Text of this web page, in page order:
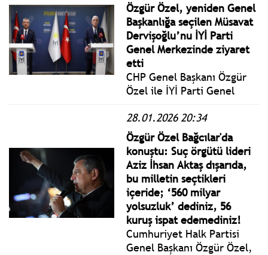
Özgür Özel, yeniden Genel
Başkanlığa seçilen Müsavat
Dervişoğlu’nu İYİ Parti
Genel Merkezinde ziyaret
etti
CHP Genel Başkanı Özgür
Özel ile İYİ Parti Genel
basın açıklaması yaptılar.
Özgür Özel: “Erdoğan ve
Bahçeli, İddianamenin
Arkasından Çekildiler,
Savunacak Hiçbir Şey
Bulamıyorlar.”
28.01.2026 20:34
Özgür Özel Bağcılar'da
konuştu: Suç örgütü lideri
Aziz İhsan Aktaş dışarıda,
bu milletin seçtikleri
içeride; ‘560 milyar
yolsuzluk’ dediniz, 56
kuruş ispat edemediniz!
Cumhuriyet Halk Partisi
Genel Başkanı Özgür Özel,